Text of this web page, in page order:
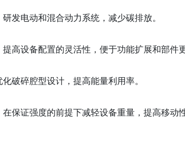
研发电动和混合动力系统，减少碳排放。
提高设备配置的灵活性，便于功能扩展和部件更
化破碎腔型设计，提高能量利用率。
在保证强度的前提下减轻设备重量，提高移动性